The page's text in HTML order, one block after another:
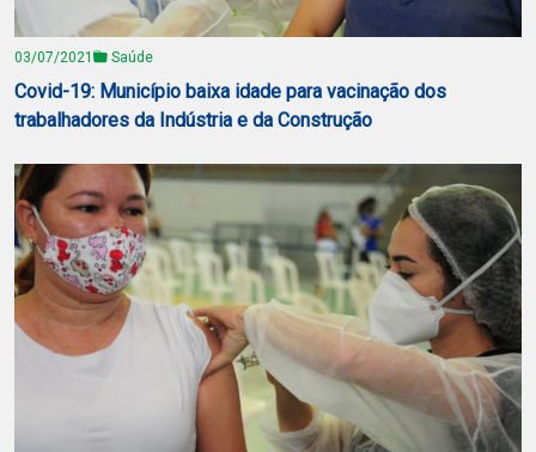
03/07/2021 Saúde
Covid-19: Município baixa idade para vacinação dos
trabalhadores da Indústria e da Construção